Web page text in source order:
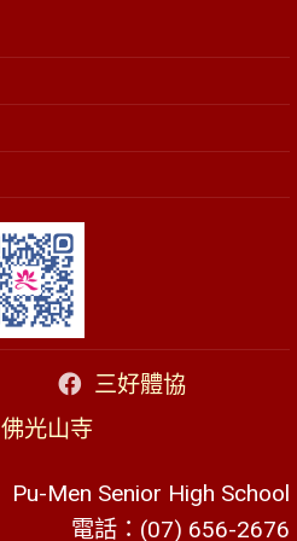
三好體協
佛光山寺
Pu-Men Senior High School
電話：(07) 656-2676